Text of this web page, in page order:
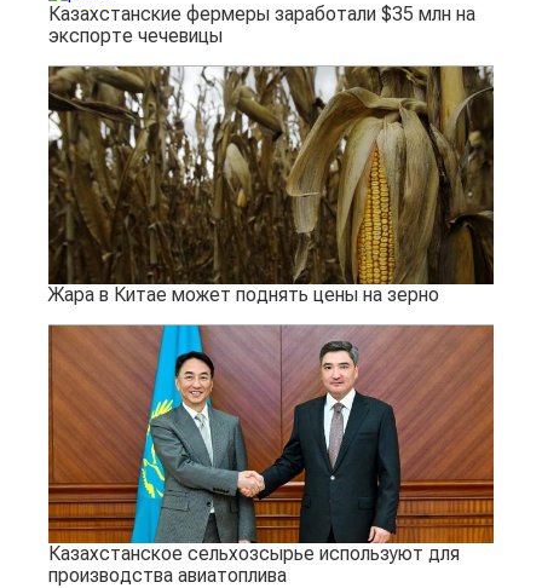
Казахстанские фермеры заработали $35 млн на
экспорте чечевицы
Жара в Китае может поднять цены на зерно
Казахстанское сельхозсырье используют для
производства авиатоплива